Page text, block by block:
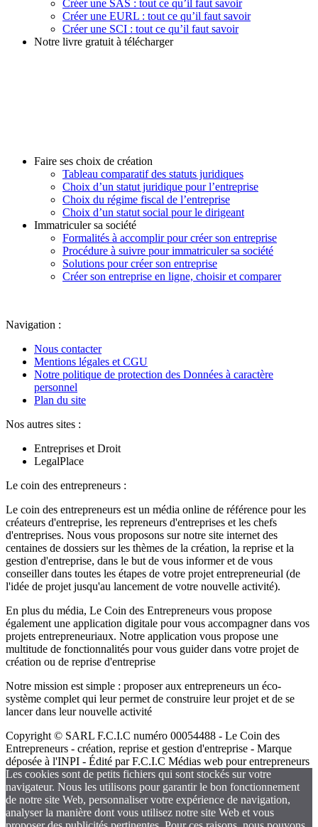
Créer une SAS : tout ce qu’il faut savoir
Créer une EURL : tout ce qu’il faut savoir
Créer une SCI : tout ce qu’il faut savoir
Notre livre gratuit à télécharger
Faire ses choix de création
Tableau comparatif des statuts juridiques
Choix d’un statut juridique pour l’entreprise
Choix du régime fiscal de l’entreprise
Choix d’un statut social pour le dirigeant
Immatriculer sa société
Formalités à accomplir pour créer son entreprise
Procédure à suivre pour immatriculer sa société
Solutions pour créer son entreprise
Créer son entreprise en ligne, choisir et comparer
Navigation :
Nous contacter
Mentions légales et CGU
Notre politique de protection des Données à caractère
personnel
Plan du site
Nos autres sites :
Entreprises et Droit
LegalPlace
Le coin des entrepreneurs :
Le coin des entrepreneurs est un média online de référence pour les
créateurs d'entreprise, les repreneurs d'entreprises et les chefs
d'entreprises. Nous vous proposons sur notre site internet des
centaines de dossiers sur les thèmes de la création, la reprise et la
gestion d'entreprise, dans le but de vous informer et de vous
conseiller dans toutes les étapes de votre projet entrepreneurial (de
l'idée de projet jusqu'au lancement de votre nouvelle activité).
En plus du média, Le Coin des Entrepreneurs vous propose
également une application digitale pour vous accompagner dans vos
projets entrepreneuriaux. Notre application vous propose une
multitude de fonctionnalités pour vous guider dans votre projet de
création ou de reprise d'entreprise
Notre mission est simple : proposer aux entrepreneurs un éco-
système complet qui leur permet de construire leur projet et de se
lancer dans leur nouvelle activité
Copyright © SARL F.C.I.C numéro 00054488 - Le Coin des
Entrepreneurs - création, reprise et gestion d'entreprise - Marque
déposée à l'INPI - Édité par F.C.I.C Médias web pour entrepreneurs
Les cookies sont de petits fichiers qui sont stockés sur votre
navigateur. Nous les utilisons pour garantir le bon fonctionnement
de notre site Web, personnaliser votre expérience de navigation,
analyser la manière dont vous utilisez notre site Web et vous